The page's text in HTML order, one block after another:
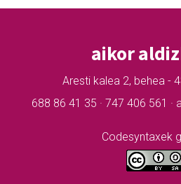
aikor
Aresti kalea 2, behea -
688 86 41 35 · 747 406 561
Codesyntaxek